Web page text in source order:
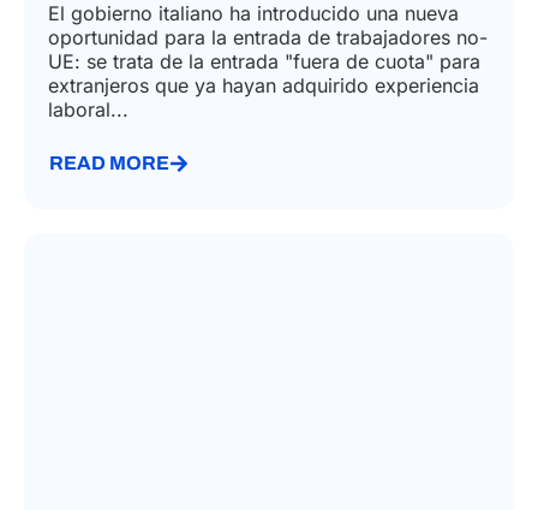
El gobierno italiano ha introducido una nueva
oportunidad para la entrada de trabajadores no-
UE: se trata de la entrada "fuera de cuota" para
extranjeros que ya hayan adquirido experiencia
laboral...
READ MORE